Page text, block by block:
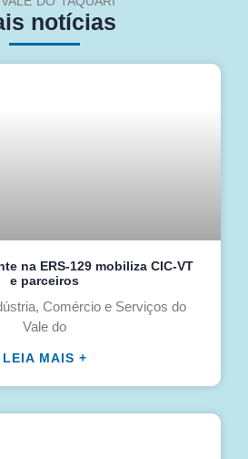
notícias
na ERS-129 mobiliza CIC-VT
e parceiros
Comércio e Serviços do
Vale do
LEIA MAIS +